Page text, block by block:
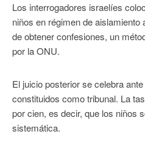
Los interrogadores israelíes
niños en régimen de aislamiento
de obtener confesiones, un
por la ONU.
El juicio posterior se celebra
constituidos como tribunal. La
por cien, es decir, que los niños
sistemática.